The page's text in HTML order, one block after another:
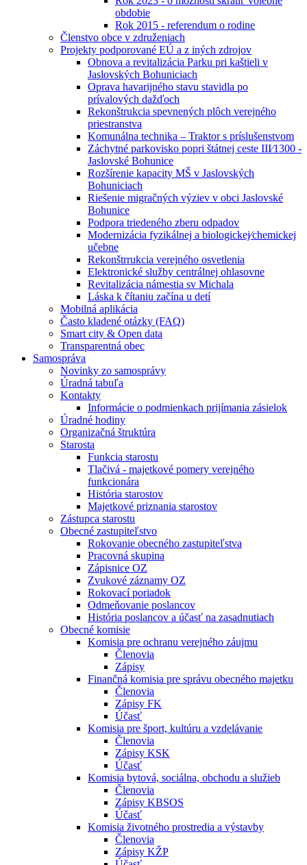
obdobie
Rok 2015 - referendum o rodine
Členstvo obce v združeniach
Projekty podporované EÚ a z iných zdrojov
Obnova a revitalizácia Parku pri kaštieli v
Jaslovských Bohuniciach
Oprava havarijného stavu stavidla po
prívalových dažďoch
Rekonštrukcia spevnených plôch verejného
priestranstva
Komunálna technika – Traktor s príslušenstvom
Záchytné parkovisko popri štátnej ceste III⁄1300 -
Jaslovské Bohunice
Rozšírenie kapacity MŠ v Jaslovských
Bohuniciach
Riešenie migračných výziev v obci Jaslovské
Bohunice
Podpora triedeného zberu odpadov
Modernizácia fyzikálnej a biologickej⁄chemickej
učebne
Rekonštrrukcia verejného osvetlenia
Elektronické služby centrálnej ohlasovne
Revitalizácia námestia sv Michala
Láska k čítaniu začína u detí
Mobilná aplikácia
Často kladené otázky (FAQ)
Smart city & Open data
Transparentná obec
Samospráva
Novinky zo samosprávy
Úradná tabuľa
Kontakty
Informácie o podmienkach prijímania zásielok
Úradné hodiny
Organizačná štruktúra
Starosta
Funkcia starostu
Tlačivá - majetkové pomery verejného
funkcionára
História starostov
Majetkové priznania starostov
Zástupca starostu
Obecné zastupiteľstvo
Rokovanie obecného zastupiteľstva
Pracovná skupina
Zápisnice OZ
Zvukové záznamy OZ
Rokovací poriadok
Odmeňovanie poslancov
História poslancov a účasť na zasadnutiach
Obecné komisie
Komisia pre ochranu verejného záujmu
Členovia
Zápisy
Finančná komisia pre správu obecného majetku
Členovia
Zápisy FK
Účasť
Komisia pre šport, kultúru a vzdelávanie
Členovia
Zápisy KSK
Účasť
Komisia bytová, sociálna, obchodu a služieb
Členovia
Zápisy KBSOS
Účasť
Komisia životného prostredia a výstavby
Členovia
Zápisy KŽP